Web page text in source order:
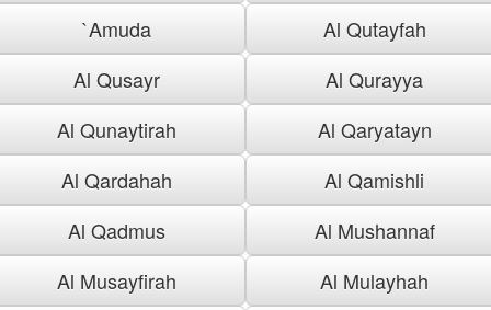
`Amuda
Al Qutayfah
Al Qusayr
Al Qurayya
Al Qunaytirah
Al Qaryatayn
Al Qardahah
Al Qamishli
Al Qadmus
Al Mushannaf
Al Musayfirah
Al Mulayhah